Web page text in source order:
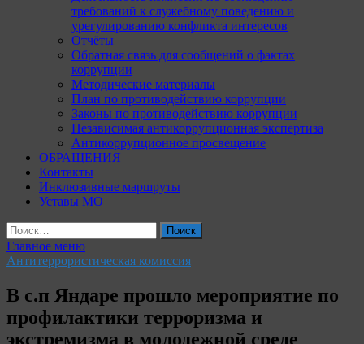
требований к служебному поведению и
урегулированию конфликта интересов
Отчёты
Обратная связь для сообщений о фактах
коррупции
Методические материалы
План по противодействию коррупции
Законы по противодействию коррупции
Независимая антикоррупционная экспертиза
Антикоррупционное просвещение
ОБРАЩЕНИЯ
Контакты
Инклюзивные маршруты
Уставы МО
Найти:
Главное меню
Антитеррористическая комиссия
В с.п Яндаре прошло мероприятие по
профилактики терроризма и
экстремизма в молодежной среде